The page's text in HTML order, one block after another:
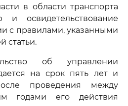
в области транспорта
и освидетельствование
с правилами, указанными
статьи.
об управлении
на срок пять лет и
проведения между
годами его действия